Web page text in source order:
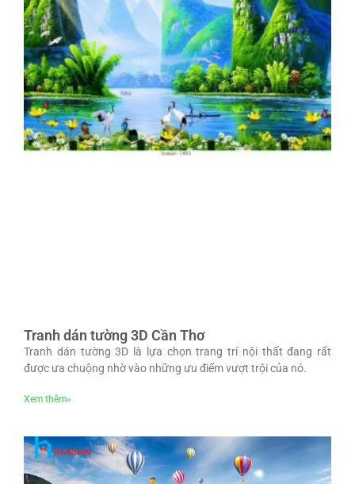
Tranh dán tường 3D Cần Thơ
Tranh dán tường 3D là lựa chọn trang trí nội thất đang rất
được ưa chuộng nhờ vào những ưu điểm vượt trội của nó.
Xem thêm»